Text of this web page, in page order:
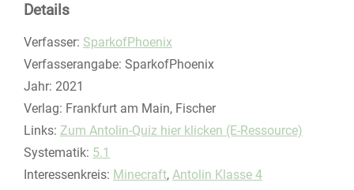
Details
Verfasser: Suche nach diesem Verfasser
SparkofPhoenix
Verfasserangabe: SparkofPhoenix
Jahr: 2021
Verlag: Frankfurt am Main, Fischer
opens in new tab
Links: Diesen Link in neuem Tab öffnen
Zum Antolin-Quiz hier klicken (E-Ressource)
Systematik: Suche nach dieser Systematik
5.1
Interessenkreis: Suche nach diesem Interessenskreis
Minecraft, Antolin Klasse 4